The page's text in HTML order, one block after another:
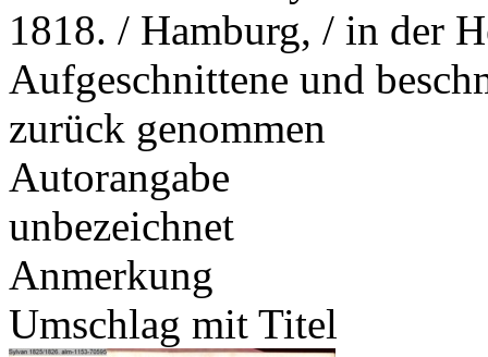
1818. / Hamburg, / in der
Aufgeschnittene und
zurück genommen
Autorangabe
unbezeichnet
Anmerkung
Umschlag mit Titel